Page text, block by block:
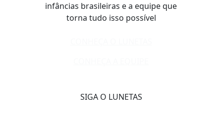
infâncias brasileiras e a equipe que
torna tudo isso possível
SIGA O LUNETAS